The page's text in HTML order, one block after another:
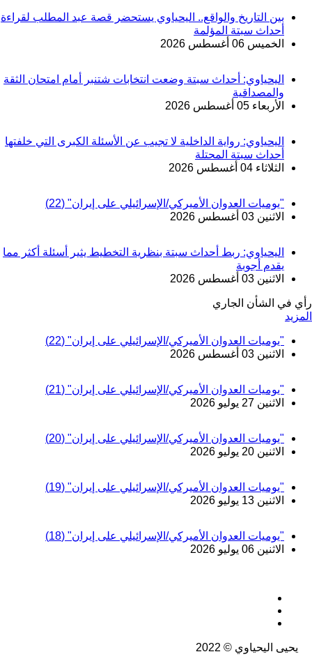
بين التاريخ والواقع.. اليحياوي يستحضر قصة عبد المطلب لقراءة
أحداث سبتة المؤلمة
الخميس 06 أغسطس 2026
اليحياوي: أحداث سبتة وضعت انتخابات شتنبر أمام امتحان الثقة
والمصداقية
الأربعاء 05 أغسطس 2026
اليحياوي: رواية الداخلية لا تجيب عن الأسئلة الكبرى التي خلفتها
أحداث سبتة المحتلة
الثلاثاء 04 أغسطس 2026
"يوميات العدوان الأميركي/الإسرائيلي على إيران" (22)
الاثنين 03 أغسطس 2026
اليحياوي: ربط أحداث سبتة بنظرية التخطيط يثير أسئلة أكثر مما
يقدم أجوبة
الاثنين 03 أغسطس 2026
رأي في الشأن الجاري
المزيد
"يوميات العدوان الأميركي/الإسرائيلي على إيران" (22)
الاثنين 03 أغسطس 2026
"يوميات العدوان الأميركي/الإسرائيلي على إيران" (21)
الاثنين 27 يوليو 2026
"يوميات العدوان الأميركي/الإسرائيلي على إيران" (20)
الاثنين 20 يوليو 2026
"يوميات العدوان الأميركي/الإسرائيلي على إيران" (19)
الاثنين 13 يوليو 2026
"يوميات العدوان الأميركي/الإسرائيلي على إيران" (18)
الاثنين 06 يوليو 2026
يحيى اليحياوي © 2022